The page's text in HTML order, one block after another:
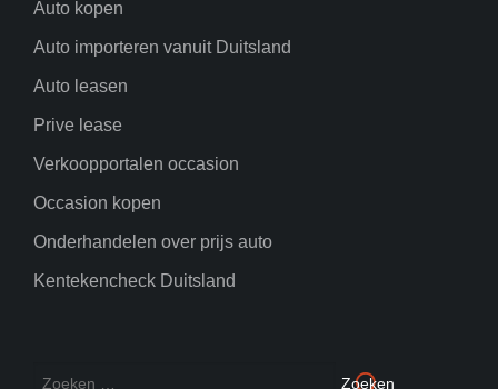
Auto kopen
Auto importeren vanuit Duitsland
Auto leasen
Prive lease
Verkoopportalen occasion
Occasion kopen
Onderhandelen over prijs auto
Kentekencheck Duitsland